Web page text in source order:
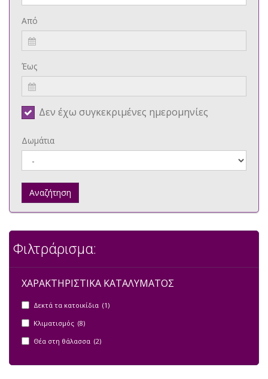
Από
Έως
Δεν έχω συγκεκριμένες ημερομηνίες
Δωμάτια
Αναζήτηση
Φιλτράρισμα:
ΧΑΡΑΚΤΗΡΙΣΤΙΚΑ ΚΑΤΑΛΥΜΑΤΟΣ
Δεκτά τα κατοικίδια (1)
Κλιματισμός (8)
Θέα στη θάλασσα (2)